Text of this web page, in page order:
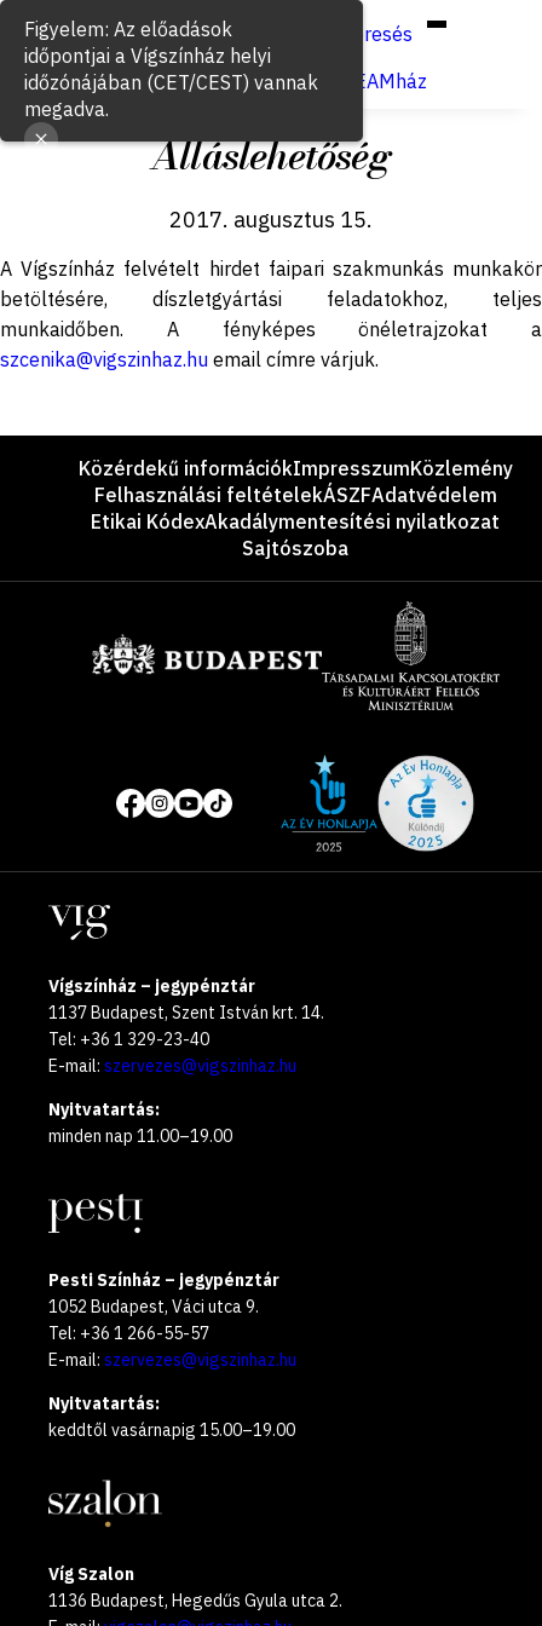
Keresés
Jegyvásárlás
VígSTREAMház
Álláslehetőség
2017. augusztus 15.
A Vígszínház felvételt hirdet faipari szakmunkás munkakör
betöltésére, díszletgyártási feladatokhoz, teljes
munkaidőben. A fényképes önéletrajzokat a
szcenika@vigszinhaz.hu email címre várjuk.
LáblécKözérdekű információkImpresszumKözlemény
Felhasználási feltételekÁSZFAdatvédelem
Etikai KódexAkadálymentesítési nyilatkozat
Sajtószoba
Közösségi
média
oldalak
of
year
Helyszínek
Vígszínház – jegypénztár
1137 Budapest, Szent István krt. 14.
Tel: +36 1 329-23-40
E-mail: szervezes@vigszinhaz.hu
Nyitvatartás:
minden nap 11.00–19.00
Pesti Színház – jegypénztár
1052 Budapest, Váci utca 9.
Tel: +36 1 266-55-57
E-mail: szervezes@vigszinhaz.hu
Nyitvatartás:
keddtől vasárnapig 15.00–19.00
Víg Szalon
1136 Budapest, Hegedűs Gyula utca 2.
Figyelem: Az előadások
időpontjai a Vígszínház helyi
időzónájában (CET/CEST) vannak
megadva.